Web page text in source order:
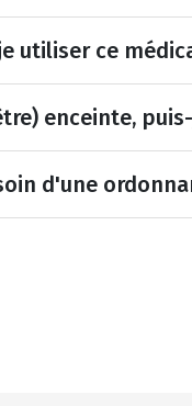
utiliser ce
enceinte,
d'une